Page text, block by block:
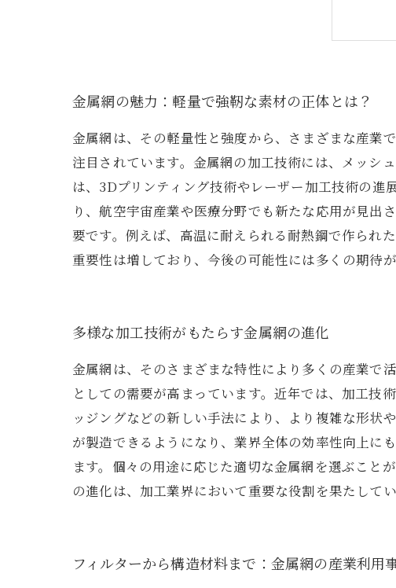
最
金属網の魅力：軽量で強靭な素材の正体とは？
金属網は、その軽量性と強度から、さまざまな産業
注目されています。金属網の加工技術には、メッシ
は、3Dプリンティング技術やレーザー加工技術の
り、航空宇宙産業や医療分野でも新たな応用が見出
要です。例えば、高温に耐えられる耐熱鋼で作られ
重要性は増しており、今後の可能性には多くの期待が
多様な加工技術がもたらす金属網の進化
金属網は、そのさまざまな特性により多くの産業で
としての需要が高まっています。近年では、加工技
ッジングなどの新しい手法により、より複雑な形状
が製造できるようになり、業界全体の効率性向上に
ます。個々の用途に応じた適切な金属網を選ぶこと
の進化は、加工業界において重要な役割を果たしてい
フィルターから構造材料まで：金属網の産業利用